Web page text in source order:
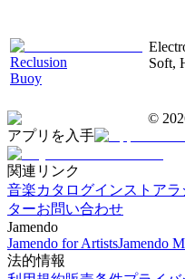
Reclusion
Buoy
Soft,
©
アプリを入手
関連リンク
音楽カタログインストアラ
ターお問い合わせ
Jamendo
Jamendo for ArtistsJamendo
法的情報